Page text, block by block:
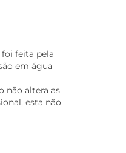
feita pela
em água
não altera as
esta não